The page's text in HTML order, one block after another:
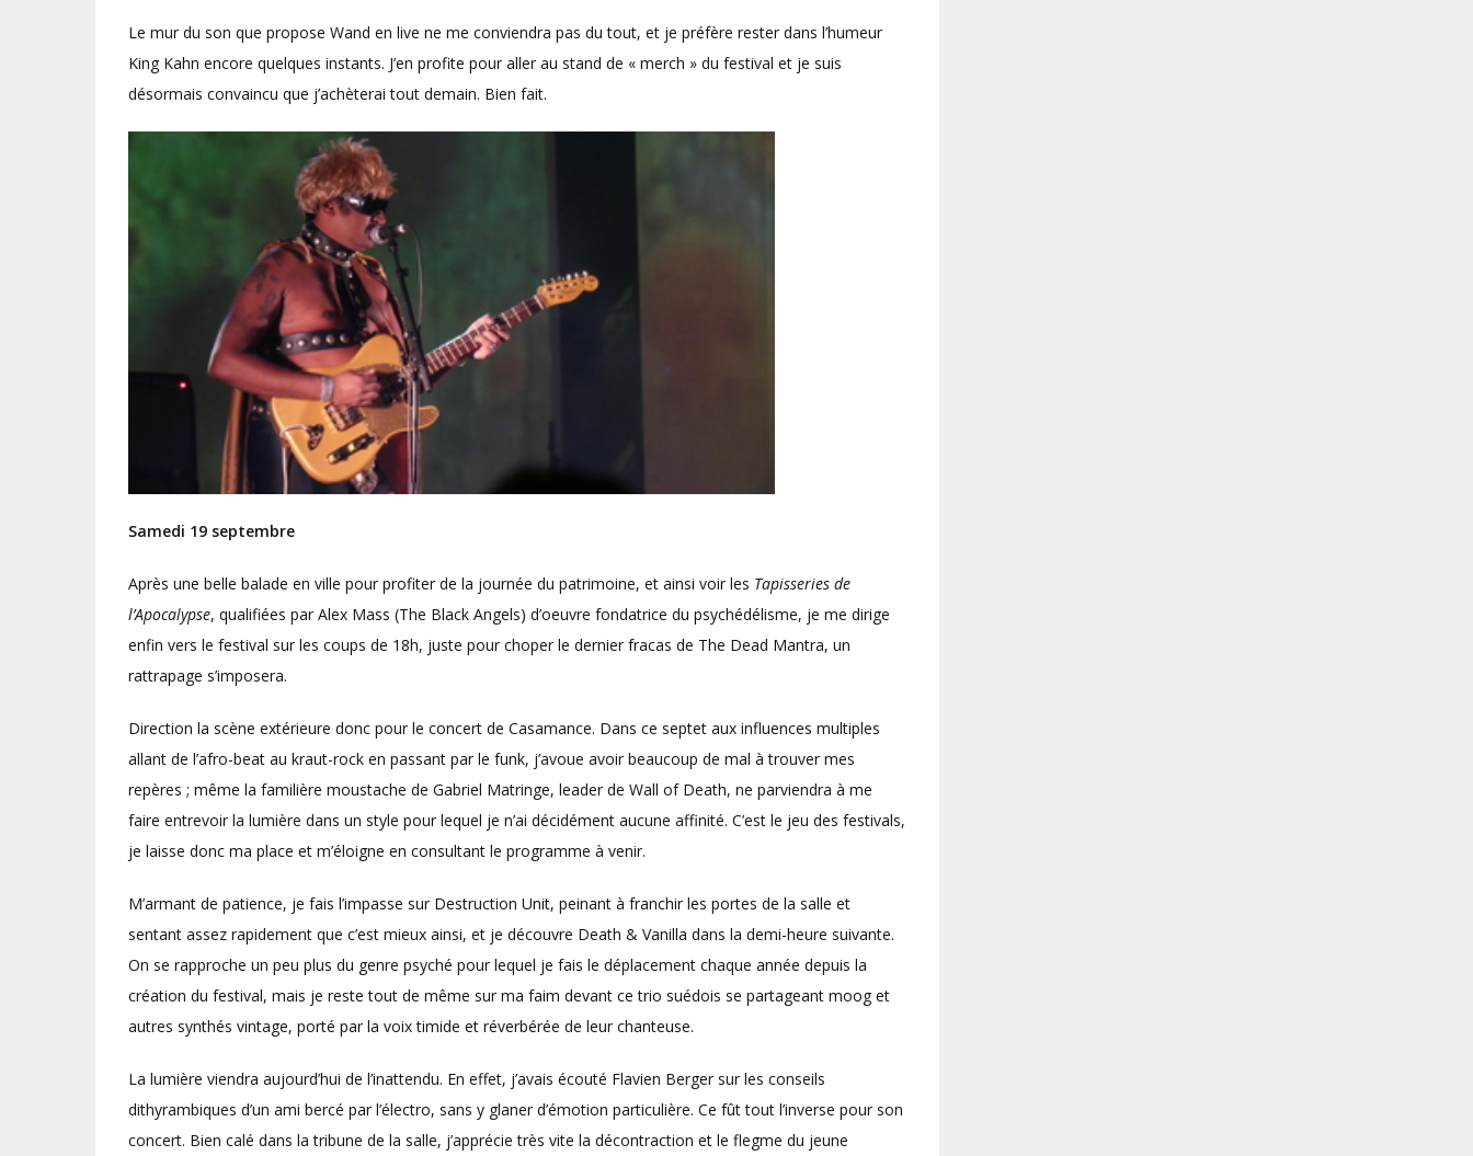
Le mur du son que propose Wand en live ne me conviendra pas du tout, et je préfère rester dans l’humeur
King Kahn encore quelques instants. J’en profite pour aller au stand de « merch » du festival et je suis
désormais convaincu que j’achèterai tout demain. Bien fait.
Samedi 19 septembre
Après une belle balade en ville pour profiter de la journée du patrimoine, et ainsi voir les Tapisseries de
l’Apocalypse, qualifiées par Alex Mass (The Black Angels) d’oeuvre fondatrice du psychédélisme, je me dirige
enfin vers le festival sur les coups de 18h, juste pour choper le dernier fracas de The Dead Mantra, un
rattrapage s’imposera.
Direction la scène extérieure donc pour le concert de Casamance. Dans ce septet aux influences multiples
allant de l’afro-beat au kraut-rock en passant par le funk, j’avoue avoir beaucoup de mal à trouver mes
repères ; même la familière moustache de Gabriel Matringe, leader de Wall of Death, ne parviendra à me
faire entrevoir la lumière dans un style pour lequel je n’ai décidément aucune affinité. C’est le jeu des festivals,
je laisse donc ma place et m’éloigne en consultant le programme à venir.
M’armant de patience, je fais l’impasse sur Destruction Unit, peinant à franchir les portes de la salle et
sentant assez rapidement que c’est mieux ainsi, et je découvre Death & Vanilla dans la demi-heure suivante.
On se rapproche un peu plus du genre psyché pour lequel je fais le déplacement chaque année depuis la
création du festival, mais je reste tout de même sur ma faim devant ce trio suédois se partageant moog et
autres synthés vintage, porté par la voix timide et réverbérée de leur chanteuse.
La lumière viendra aujourd’hui de l’inattendu. En effet, j’avais écouté Flavien Berger sur les conseils
dithyrambiques d’un ami bercé par l’électro, sans y glaner d’émotion particulière. Ce fût tout l’inverse pour son
concert. Bien calé dans la tribune de la salle, j’apprécie très vite la décontraction et le flegme du jeune